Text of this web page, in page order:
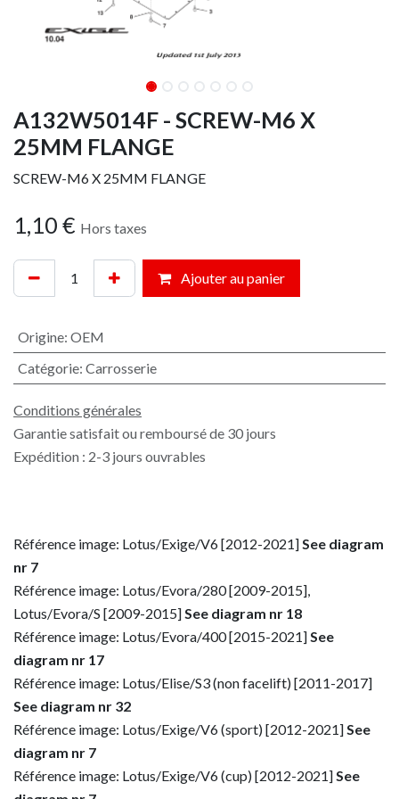
A132W5014F - SCREW-M6 X
25MM FLANGE
SCREW-M6 X 25MM FLANGE
1,10 € Hors taxes
Ajouter au panier
Origine: OEM
Catégorie: Carrosserie
Conditions générales
Garantie satisfait ou remboursé de 30 jours
Expédition : 2-3 jours ouvrables
Référence image: Lotus/Exige/V6 [2012-2021]See diagram
nr 7
Référence image: Lotus/Evora/280 [2009-2015],
Lotus/Evora/S [2009-2015]See diagram nr 18
Référence image: Lotus/Evora/400 [2015-2021]See
diagram nr 17
Référence image: Lotus/Elise/S3 (non facelift) [2011-2017]
See diagram nr 32
Référence image: Lotus/Exige/V6 (sport) [2012-2021]See
diagram nr 7
Référence image: Lotus/Exige/V6 (cup) [2012-2021]See